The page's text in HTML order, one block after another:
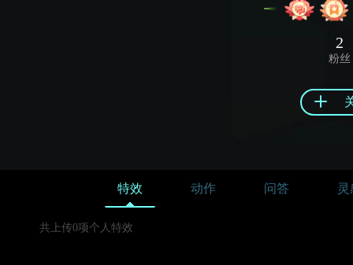
2
粉丝
特效 动作 问答 灵
共上传0项个人特效